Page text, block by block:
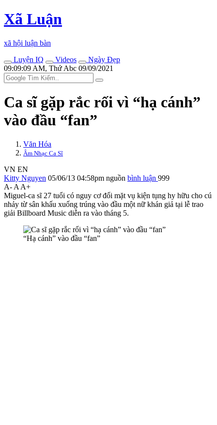
Xã Luận
xã hội luận bàn
Luyện IQ
Videos
Ngày Đẹp
09:09:09 AM, Thứ Abc 09/09/2021
Ca sĩ gặp rắc rối vì “hạ cánh”
vào đầu “fan”
Văn Hóa
Âm Nhạc Ca Sĩ
VN EN
Kitty Nguyen 05/06/13 04:58pm nguồn bình luận 999
A- A A+
Miguel-ca sĩ 27 tuổi có nguy cơ đối mặt vụ kiện tụng hy hữu cho cú
nhảy từ sân khấu xuống trúng vào đầu một nữ khán giả tại lễ trao
giải Billboard Music diễn ra vào tháng 5.
“Hạ cánh” vào đầu “fan”